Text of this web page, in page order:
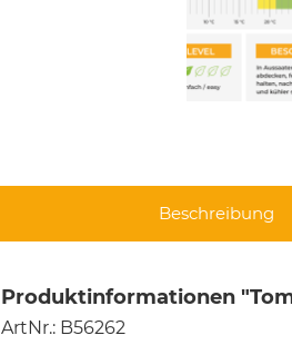
Beschreibung
Produktinformationen
ArtNr.: B56262